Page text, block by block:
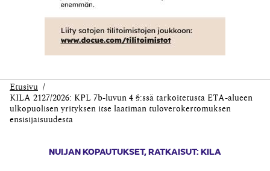
Etusivu
KILA 2127/2026: KPL 7b-luvun 4 §:ssä tarkoitetusta ETA-alueen
ulkopuolisen yrityksen itse laatiman tuloverokertomuksen
ensisijaisuudesta
NUIJAN KOPAUTUKSET,RATKAISUT: KILA